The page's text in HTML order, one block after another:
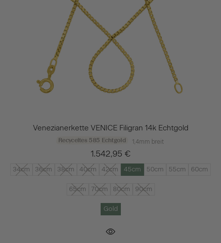
Venezianerkette VENICE Filigran 14k Echtgold
Recyceltes 585 Echtgold 1,4mm breit
1.542,95 €
34cm 36cm 38cm 40cm 42cm 45cm 50cm 55cm 60cm
65cm 70cm 80cm 90cm
Gold